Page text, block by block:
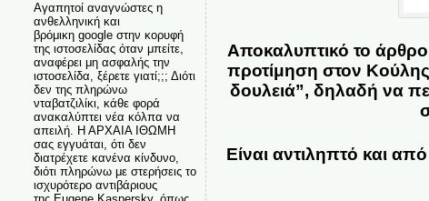
Αγαπητοί αναγνώστες η
ανθελληνική και
βρόμικη google στην κορυφή
της ιστοσελίδας όταν μπείτε,
αναφέρει μη ασφαλής την
ιστοσελίδα, ξέρετε γιατί;;; Διότι
δεν της πληρώνω
νταβατζιλίκι, κάθε φορά
ανακαλύπτει νέα κόλπα να
απειλή. Η ΑΡΧΑΙΑ ΙΘΩΜΗ
σας εγγυάται, ότι δεν
διατρέχετε κανένα κίνδυνο,
διότι πληρώνω με στερήσεις το
ισχυρότερο αντιβάριους
Αποκαλυπτικό το
προτίμηση στον Κούλης
δουλειά”, δηλαδή να
Είναι αντιληπτό και